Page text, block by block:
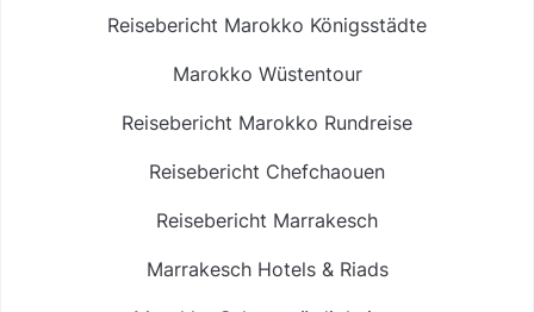
Reisebericht Marokko Königsstädte
Marokko Wüstentour
Reisebericht Marokko Rundreise
Reisebericht Chefchaouen
Reisebericht Marrakesch
Marrakesch Hotels & Riads